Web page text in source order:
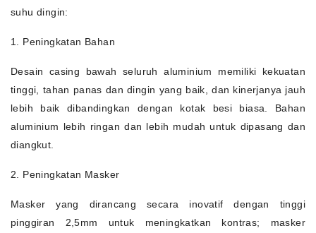
suhu dingin:
1. Peningkatan Bahan
Desain casing bawah seluruh aluminium memiliki kekuatan
tinggi, tahan panas dan dingin yang baik, dan kinerjanya jauh
lebih baik dibandingkan dengan kotak besi biasa. Bahan
aluminium lebih ringan dan lebih mudah untuk dipasang dan
diangkut.
2. Peningkatan Masker
Masker yang dirancang secara inovatif dengan tinggi
pinggiran 2,5mm untuk meningkatkan kontras; masker